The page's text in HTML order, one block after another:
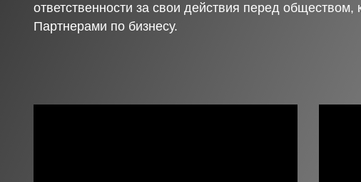
ответственности за свои действия перед
Партнерами по бизнесу.